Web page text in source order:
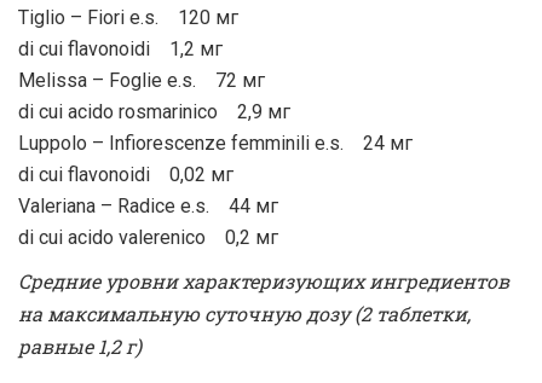
Tiglio – Fiori e.s. 120 мг
di cui flavonoidi 1,2 мг
Melissa – Foglie e.s. 72 мг
di cui acido rosmarinico 2,9 мг
Luppolo – Infiorescenze femminili e.s. 24 мг
di cui flavonoidi 0,02 мг
Valeriana – Radice e.s. 44 мг
di cui acido valerenico 0,2 мг
Средние уровни характеризующих ингредиентов
на максимальную суточную дозу (2 таблетки,
равные 1,2 г)